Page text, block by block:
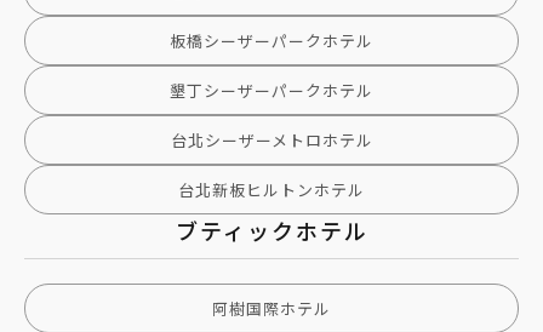
板橋シーザーパークホテル
墾丁シーザーパークホテル
台北シーザーメトロホテル
台北新板ヒルトンホテル
ブティックホテル
阿樹国際ホテル